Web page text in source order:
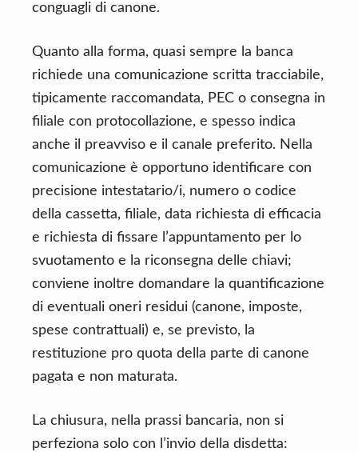
conguagli di canone.
Quanto alla forma, quasi sempre la banca
richiede una comunicazione scritta tracciabile,
tipicamente raccomandata, PEC o consegna in
filiale con protocollazione, e spesso indica
anche il preavviso e il canale preferito. Nella
comunicazione è opportuno identificare con
precisione intestatario/i, numero o codice
della cassetta, filiale, data richiesta di efficacia
e richiesta di fissare l’appuntamento per lo
svuotamento e la riconsegna delle chiavi;
conviene inoltre domandare la quantificazione
di eventuali oneri residui (canone, imposte,
spese contrattuali) e, se previsto, la
restituzione pro quota della parte di canone
pagata e non maturata.
La chiusura, nella prassi bancaria, non si
perfeziona solo con l’invio della disdetta: